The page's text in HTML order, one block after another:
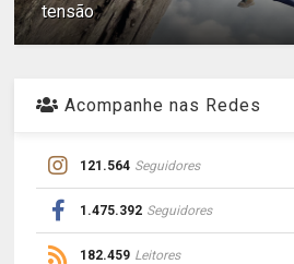
tensão
Acompanhe nas Redes
121.564 Seguidores
1.475.392 Seguidores
182.459 Leitores